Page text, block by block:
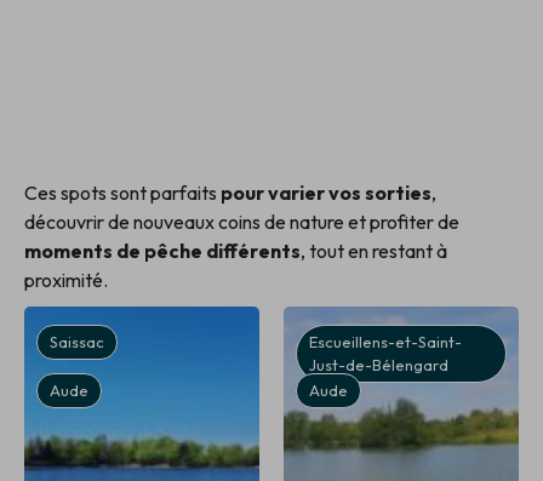
Ces spots sont parfaits pour varier vos sorties,
découvrir de nouveaux coins de nature et profiter de
moments de pêche différents, tout en restant à
proximité.
Saissac
Aude
Escueillens-et-Saint-
Just-de-Bélengard
Aude